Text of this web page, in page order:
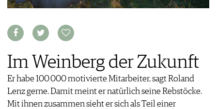
TIPPS & TRICKS
FOOD PAIRING TABELLE
REZEPTE
HOTSPOTS
DOSSIER
WINEGUIDES
EXTRAS
ARCHIV
APPS
BILDSTRECKEN
BÜCHER
NEWS
WEINWIRTSCHAFT
WEINSZENE
PORTRAITS
VINOPHILES
ARCHIV
AWARDS
Im Weinberg der Zukunft
Er habe 100 000 motivierte Mitarbeiter, sagt Roland
Lenz gerne. Damit meint er natürlich seine Rebstöcke.
Mit ihnen zusammen sieht er sich als Teil einer